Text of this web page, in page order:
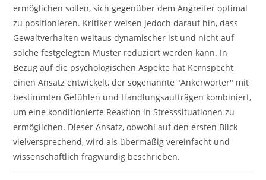
ermöglichen sollen, sich gegenüber dem Angreifer optimal
zu positionieren. Kritiker weisen jedoch darauf hin, dass
Gewaltverhalten weitaus dynamischer ist und nicht auf
solche festgelegten Muster reduziert werden kann. In
Bezug auf die psychologischen Aspekte hat Kernspecht
einen Ansatz entwickelt, der sogenannte "Ankerwörter" mit
bestimmten Gefühlen und Handlungsaufträgen kombiniert,
um eine konditionierte Reaktion in Stresssituationen zu
ermöglichen. Dieser Ansatz, obwohl auf den ersten Blick
vielversprechend, wird als übermäßig vereinfacht und
wissenschaftlich fragwürdig beschrieben.